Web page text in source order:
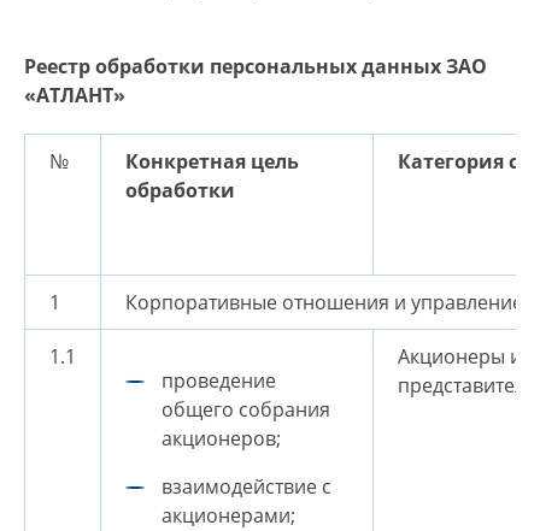
Реестр обработки персональных данных ЗАО
«АТЛАНТ»
№
Конкретная цель
обработки
Категория
1 Корпоративные отношения и управление
1.1
проведение
общего собрания
акционеров;
взаимодействие с
акционерами;
Акционеры и
представители